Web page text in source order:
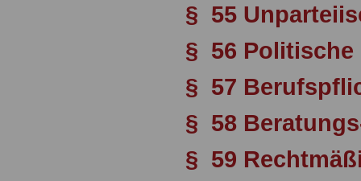
§ 55
§ 56
§ 57
§ 58
§ 59